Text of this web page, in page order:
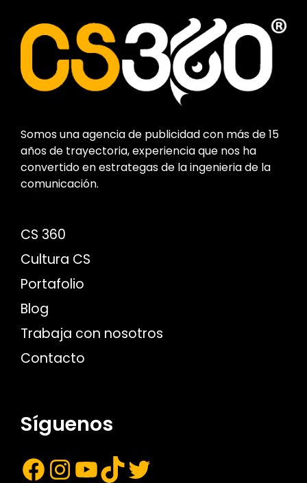
Somos una agencia de publicidad con más de 15
años de trayectoria, experiencia que nos ha
convertido en estrategas de la ingenieria de la
comunicación.
CS 360
Cultura CS
Portafolio
Blog
Trabaja con nosotros
Contacto
Síguenos